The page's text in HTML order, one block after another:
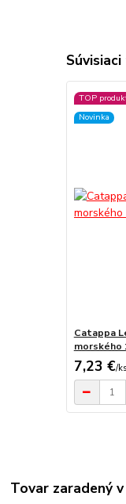
TOP
Novinka
Catappa
morského
7,23 €/ks
Tovar zaradený